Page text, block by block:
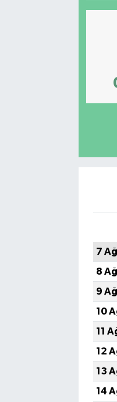
7
8
9
10
11
12
13
14